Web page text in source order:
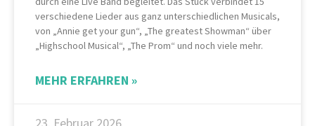
verschiedene Lieder aus ganz unterschiedlichen Musicals,
von „Annie get your gun“, „The greatest Showman“ über
„Highschool Musical“, „The Prom“ und noch viele mehr.
MEHR ERFAHREN »